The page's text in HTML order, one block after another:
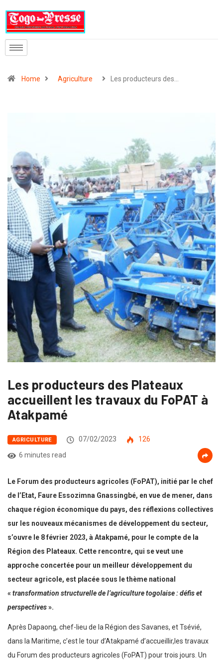
Home Agriculture Les producteurs des…
Les producteurs des Plateaux
accueillent les travaux du FoPAT à
Atakpamé
AGRICULTURE 07/02/2023
126
6 minutes read
Le Forum des producteurs agricoles (FoPAT), initié par le chef
de l’Etat, Faure Essozimna Gnassingbé, en vue de mener, dans
chaque région économique du pays, des réflexions collectives
sur les nouveaux mécanismes de développement du secteur,
s’ouvre le 8 février 2023, à Atakpamé, pour le compte de la
Région des Plateaux. Cette rencontre, qui se veut une
approche concertée pour un meilleur développement du
secteur agricole, est placée sous le thème national
«transformation structurelle de l’agriculture togolaise: défis et
perspectives».
Après Dapaong, chef-lieu de la Région des Savanes, et Tsévié,
dans la Maritime, c’est le tour d’Atakpamé d’accueillir,les travaux
du Forum des producteurs agricoles (FoPAT) pour trois jours. Un